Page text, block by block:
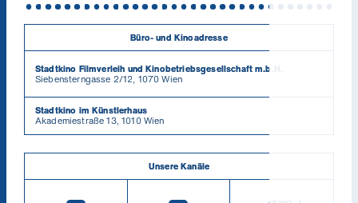
Büro- und Kinoadresse
Stadtkino Filmverleih und Kinobetriebsgesellschaft m.b.H.
Siebensterngasse 2/12, 1070 Wien
Stadtkino im Künstlerhaus
Akademiestraße 13, 1010 Wien
Unsere Kanäle